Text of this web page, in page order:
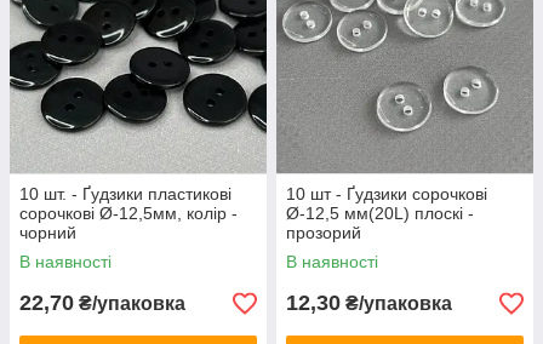
10 шт. - Ґудзики пластикові
сорочкові Ø-12,5мм, колір -
чорний
В наявності
22,70 ₴/упаковка
10 шт - Ґудзики сорочкові
Ø-12,5 мм(20L) плоскі -
прозорий
В наявності
12,30 ₴/упаковка